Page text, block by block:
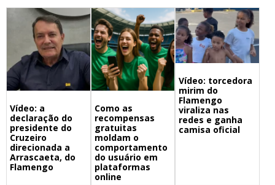
Vídeo: a
declaração do
presidente do
Cruzeiro
direcionada a
Arrascaeta, do
Flamengo
Como as
recompensas
gratuitas
moldam o
comportamento
do usuário em
plataformas
online
Vídeo: torcedora
mirim do
Flamengo
viraliza nas
redes e ganha
camisa oficial